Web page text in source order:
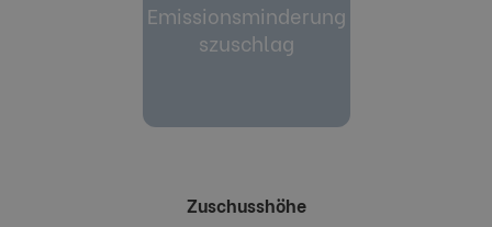
Emissionsminderung
szuschlag
W
grenzwert für Staub von
2,5 mg/m3 der Biomasse­
anlage nach­weislich
Zuschusshöhe